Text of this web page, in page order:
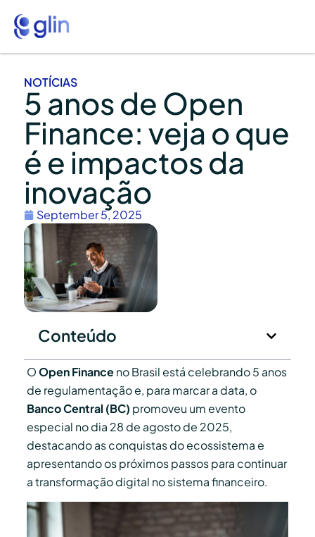
NOTÍCIAS
5 anos de Open
Finance: veja o que
é e impactos da
inovação
September 5, 2025
Conteúdo
OOpen Financeno Brasil está celebrando 5 anos
de regulamentação e, para marcar a data, o
Banco Central (BC) promoveu um evento
especial no dia 28 de agosto de 2025,
destacando as conquistas do ecossistema e
apresentando os próximos passos para continuar
a transformação digital no sistema financeiro.